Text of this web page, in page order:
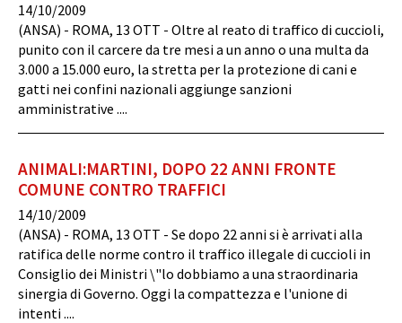
14/10/2009
(ANSA) - ROMA, 13 OTT - Oltre al reato di traffico di cuccioli,
punito con il carcere da tre mesi a un anno o una multa da
3.000 a 15.000 euro, la stretta per la protezione di cani e
gatti nei confini nazionali aggiunge sanzioni
amministrative ....
ANIMALI:MARTINI, DOPO 22 ANNI FRONTE
COMUNE CONTRO TRAFFICI
14/10/2009
(ANSA) - ROMA, 13 OTT - Se dopo 22 anni si è arrivati alla
ratifica delle norme contro il traffico illegale di cuccioli in
Consiglio dei Ministri \"lo dobbiamo a una straordinaria
sinergia di Governo. Oggi la compattezza e l'unione di
intenti ....